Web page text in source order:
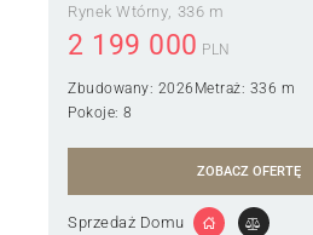
Rynek Wtórny 336 m
2 199 000 PLN
Zbudowany: 2026 Metraż: 336 m
Pokoje: 8
ZOBACZ OFERTĘ
Sprzedaż Domu